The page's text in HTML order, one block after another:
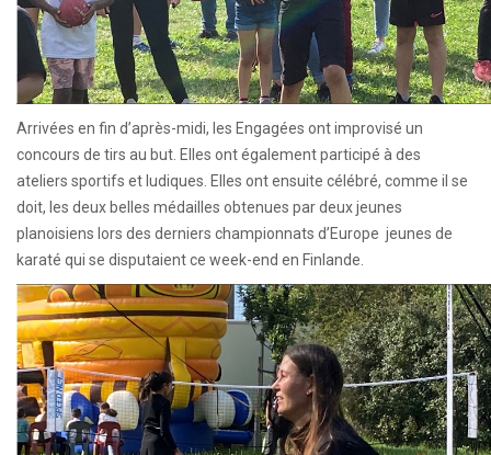
Arrivées en fin d’après-midi, les Engagées ont improvisé un
concours de tirs au but. Elles ont également participé à des
ateliers sportifs et ludiques. Elles ont ensuite célébré, comme il se
doit, les deux belles médailles obtenues par deux jeunes
planoisiens lors des derniers championnats d’Europe jeunes de
karaté qui se disputaient ce week-end en Finlande.